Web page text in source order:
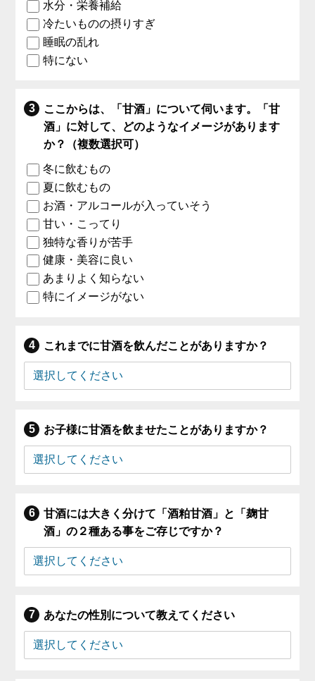
水分・栄養補給
冷たいものの摂りすぎ
睡眠の乱れ
特にない
ここからは、「甘酒」について伺います。「甘
酒」に対して、どのようなイメージがあります
か？（複数選択可）
冬に飲むもの
夏に飲むもの
お酒・アルコールが入っていそう
甘い・こってり
独特な香りが苦手
健康・美容に良い
あまりよく知らない
特にイメージがない
これまでに甘酒を飲んだことがありますか？
お子様に甘酒を飲ませたことがありますか？
甘酒には大きく分けて「酒粕甘酒」と「麹甘
酒」の２種ある事をご存じですか？
あなたの性別について教えてください